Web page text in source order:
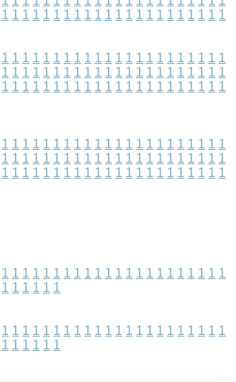
1 1 1 1 1 1 1 1 1 1 1 1 1 1 1 1 1 1 1 1 1 1
1 1 1 1 1 1 1 1 1 1 1 1 1 1 1 1 1 1 1 1 1 1
1 1 1 1 1 1 1 1 1 1 1 1 1 1 1 1 1 1 1 1 1 1
1 1 1 1 1 1 1 1 1 1 1 1 1 1 1 1 1 1 1 1 1 1
1 1 1 1 1 1 1 1 1 1 1 1 1 1 1 1 1 1 1 1 1 1
1 1 1 1 1 1 1 1 1 1 1 1 1 1 1 1 1 1 1 1 1 1
1 1 1 1 1 1 1 1 1 1 1 1 1 1 1 1 1 1 1 1 1 1
1 1 1 1 1 1 1 1 1 1 1 1 1 1 1 1 1 1 1 1 1 1
1 1 1 1 1 1
1 1 1 1 1 1 1 1 1 1 1 1 1 1 1 1 1 1 1 1 1 1
1 1 1 1 1 1